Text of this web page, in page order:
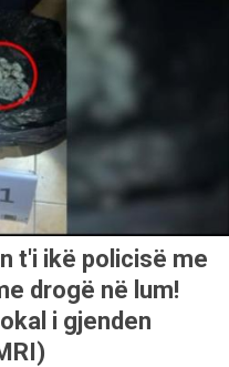
t'i ikë policisë me
drogë në lum!
i gjenden